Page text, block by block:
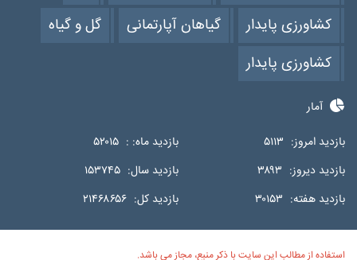
کشاورزی پایدار
گیاهان آپارتمانی
گل و گیاه
کشاورزی پایدار
آمار
بازدید امروز: ۵۱۱۳ بازدید ماه: : ۵۲۰۱۵
بازدید دیروز: ۳۸۹۳ بازدید سال: ۱۵۳۷۴۵
بازدید هفته: ۳۰۱۵۳ بازدید کل: ۲۱۴۶۸۶۵۶
استفاده از مطالب این سایت با ذکر منبع، مجاز می باشد.